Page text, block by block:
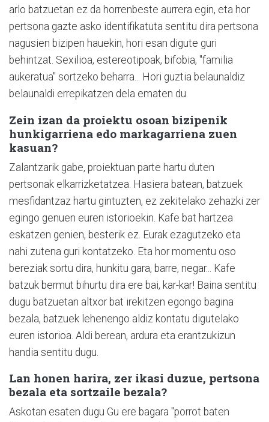
arlo batzuetan ez da horrenbeste aurrera egin, eta hor
pertsona gazte asko identifikatuta sentitu dira pertsona
nagusien bizipen hauekin, hori esan digute guri
behintzat. Sexilioa, estereotipoak, bifobia, "familia
aukeratua" sortzeko beharra... Hori guztia belaunaldiz
belaunaldi errepikatzen dela ematen du.
Zein izan da proiektu osoan bizipenik
hunkigarriena edo markagarriena zuen
kasuan?
Zalantzarik gabe, proiektuan parte hartu duten
pertsonak elkarrizketatzea. Hasiera batean, batzuek
mesfidantzaz hartu gintuzten, ez zekitelako zehazki zer
egingo genuen euren istorioekin. Kafe bat hartzea
eskatzen genien, besterik ez. Eurak ezagutzeko eta
nahi zutena guri kontatzeko. Eta hor momentu oso
bereziak sortu dira, hunkitu gara, barre, negar... Kafe
batzuk bermut bihurtu dira ere bai, kar-kar! Baina sentitu
dugu batzuetan altxor bat irekitzen egongo bagina
bezala, batzuek lehenengo aldiz kontatu digutelako
euren istorioa. Aldi berean, ardura eta erantzukizun
handia sentitu dugu.
Lan honen harira, zer ikasi duzue, pertsona
bezala eta sortzaile bezala?
Askotan esaten dugu Gu ere bagara "porrot baten